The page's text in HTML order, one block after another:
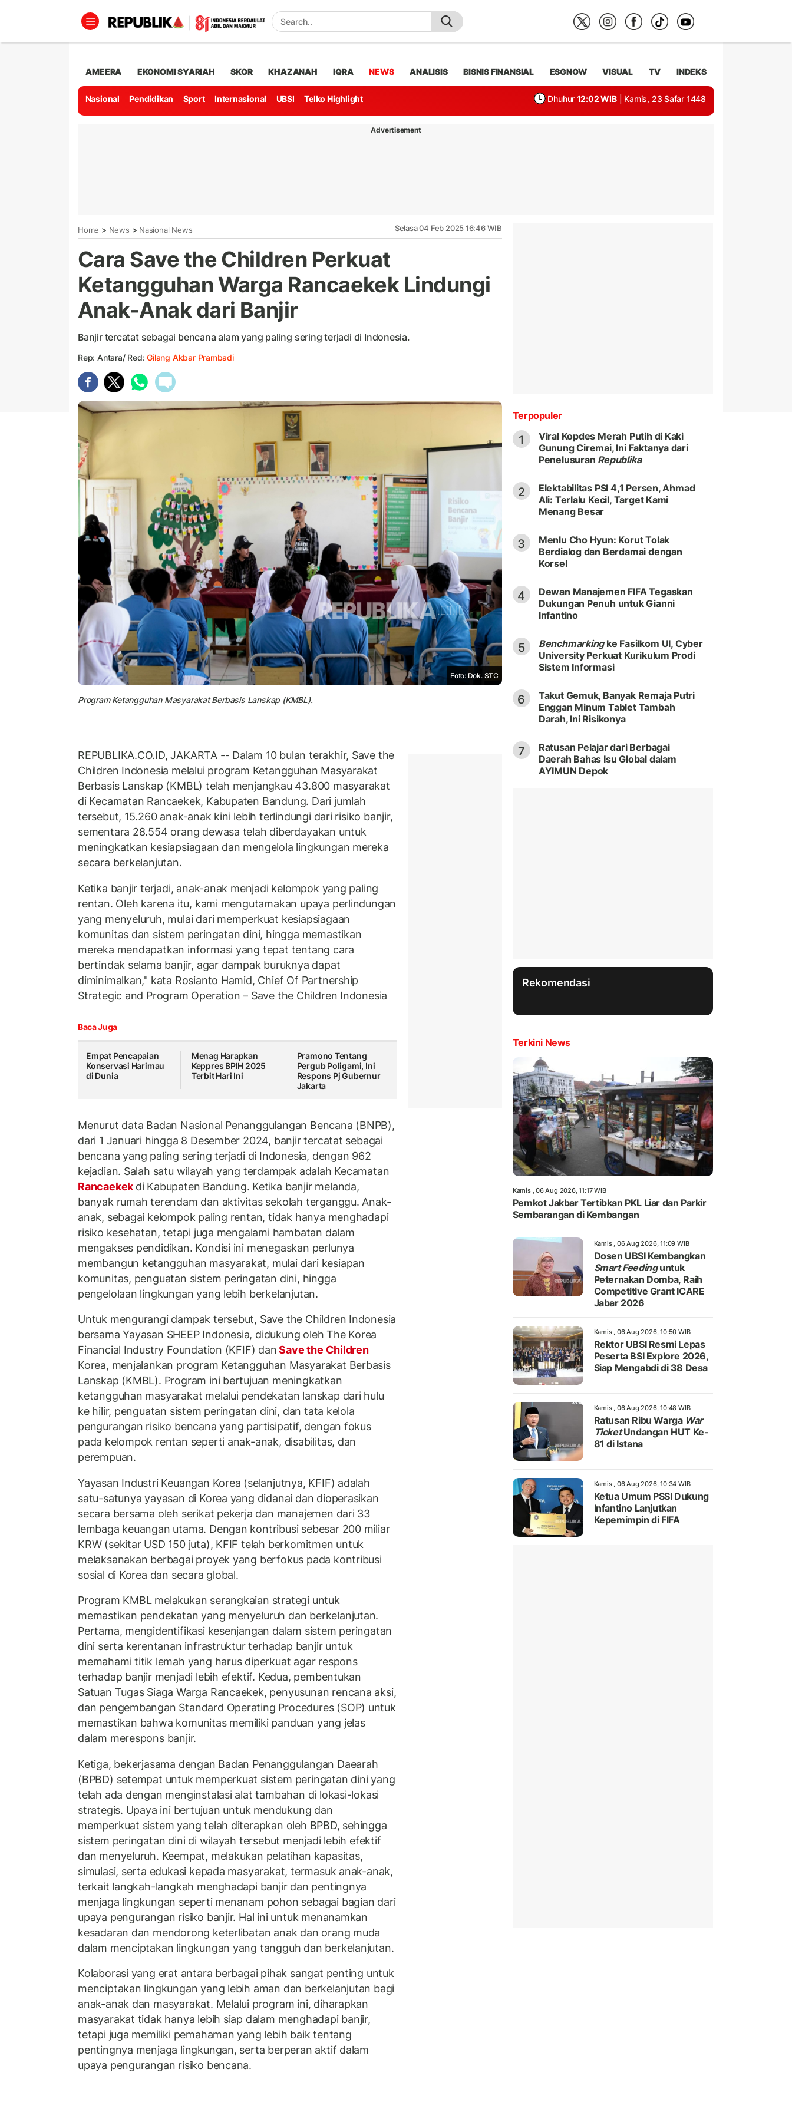
AMEERA EKONOMI SYARIAH SKOR KHAZANAH IQRA NEWS ANALISIS BISNIS FINANSIAL ESGNOW VISUAL TV INDEKS
Nasional Pendidikan Sport Internasional UBSI Telko Highlight Dhuhur 12:02 WIB | Kamis, 23 Safar 1448
Advertisement
Home > News > Nasional News Selasa 04 Feb 2025 16:46 WIB
Cara Save the Children Perkuat
Ketangguhan Warga Rancaekek Lindungi
Anak-Anak dari Banjir
Banjir tercatat sebagai bencana alam yang paling sering terjadi di Indonesia.
Rep: Antara/ Red:Gilang Akbar Prambadi
Foto: Dok. STC
Program Ketangguhan Masyarakat Berbasis Lanskap (KMBL).
REPUBLIKA.CO.ID, JAKARTA -- Dalam 10 bulan terakhir, Save the
Children Indonesia melalui program Ketangguhan Masyarakat
Berbasis Lanskap (KMBL) telah menjangkau 43.800 masyarakat
di Kecamatan Rancaekek, Kabupaten Bandung. Dari jumlah
tersebut, 15.260 anak-anak kini lebih terlindungi dari risiko banjir,
sementara 28.554 orang dewasa telah diberdayakan untuk
meningkatkan kesiapsiagaan dan mengelola lingkungan mereka
secara berkelanjutan.
Ketika banjir terjadi, anak-anak menjadi kelompok yang paling
rentan. Oleh karena itu, kami mengutamakan upaya perlindungan
yang menyeluruh, mulai dari memperkuat kesiapsiagaan
komunitas dan sistem peringatan dini, hingga memastikan
mereka mendapatkan informasi yang tepat tentang cara
bertindak selama banjir, agar dampak buruknya dapat
diminimalkan," kata Rosianto Hamid, Chief Of Partnership
Strategic and Program Operation – Save the Children Indonesia
Baca Juga
Empat Pencapaian
Konservasi Harimau
di Dunia
Menag Harapkan
Keppres BPIH 2025
Terbit Hari Ini
Pramono Tentang
Pergub Poligami, Ini
Respons Pj Gubernur
Jakarta
Menurut data Badan Nasional Penanggulangan Bencana (BNPB),
dari 1 Januari hingga 8 Desember 2024, banjir tercatat sebagai
bencana yang paling sering terjadi di Indonesia, dengan 962
kejadian. Salah satu wilayah yang terdampak adalah Kecamatan
Rancaekek di Kabupaten Bandung. Ketika banjir melanda,
banyak rumah terendam dan aktivitas sekolah terganggu. Anak-
anak, sebagai kelompok paling rentan, tidak hanya menghadapi
risiko kesehatan, tetapi juga mengalami hambatan dalam
mengakses pendidikan. Kondisi ini menegaskan perlunya
membangun ketangguhan masyarakat, mulai dari kesiapan
komunitas, penguatan sistem peringatan dini, hingga
pengelolaan lingkungan yang lebih berkelanjutan.
Untuk mengurangi dampak tersebut, Save the Children Indonesia
bersama Yayasan SHEEP Indonesia, didukung oleh The Korea
Financial Industry Foundation (KFIF) danSave the Children
Korea, menjalankan program Ketangguhan Masyarakat Berbasis
Lanskap (KMBL). Program ini bertujuan meningkatkan
ketangguhan masyarakat melalui pendekatan lanskap dari hulu
ke hilir, penguatan sistem peringatan dini, dan tata kelola
pengurangan risiko bencana yang partisipatif, dengan fokus
pada kelompok rentan seperti anak-anak, disabilitas, dan
perempuan.
Yayasan Industri Keuangan Korea (selanjutnya, KFIF) adalah
satu-satunya yayasan di Korea yang didanai dan dioperasikan
secara bersama oleh serikat pekerja dan manajemen dari 33
lembaga keuangan utama. Dengan kontribusi sebesar 200 miliar
KRW (sekitar USD 150 juta), KFIF telah berkomitmen untuk
melaksanakan berbagai proyek yang berfokus pada kontribusi
sosial di Korea dan secara global.
Program KMBL melakukan serangkaian strategi untuk
memastikan pendekatan yang menyeluruh dan berkelanjutan.
Pertama, mengidentifikasi kesenjangan dalam sistem peringatan
dini serta kerentanan infrastruktur terhadap banjir untuk
memahami titik lemah yang harus diperkuat agar respons
terhadap banjir menjadi lebih efektif. Kedua, pembentukan
Satuan Tugas Siaga Warga Rancaekek, penyusunan rencana aksi,
dan pengembangan Standard Operating Procedures (SOP) untuk
memastikan bahwa komunitas memiliki panduan yang jelas
dalam merespons banjir.
Ketiga, bekerjasama dengan Badan Penanggulangan Daearah
(BPBD) setempat untuk memperkuat sistem peringatan dini yang
telah ada dengan menginstalasi alat tambahan di lokasi-lokasi
strategis. Upaya ini bertujuan untuk mendukung dan
memperkuat sistem yang telah diterapkan oleh BPBD, sehingga
sistem peringatan dini di wilayah tersebut menjadi lebih efektif
dan menyeluruh. Keempat, melakukan pelatihan kapasitas,
simulasi, serta edukasi kepada masyarakat, termasuk anak-anak,
terkait langkah-langkah menghadapi banjir dan pentingnya
menjaga lingkungan seperti menanam pohon sebagai bagian dari
upaya pengurangan risiko banjir. Hal ini untuk menanamkan
kesadaran dan mendorong keterlibatan anak dan orang muda
dalam menciptakan lingkungan yang tangguh dan berkelanjutan.
Kolaborasi yang erat antara berbagai pihak sangat penting untuk
menciptakan lingkungan yang lebih aman dan berkelanjutan bagi
anak-anak dan masyarakat. Melalui program ini, diharapkan
masyarakat tidak hanya lebih siap dalam menghadapi banjir,
tetapi juga memiliki pemahaman yang lebih baik tentang
pentingnya menjaga lingkungan, serta berperan aktif dalam
upaya pengurangan risiko bencana.
Terpopuler
1
Viral Kopdes Merah Putih di Kaki
Gunung Ciremai, Ini Faktanya dari
Penelusuran Republika
2
Elektabilitas PSI 4,1 Persen, Ahmad
Ali: Terlalu Kecil, Target Kami
Menang Besar
3
Menlu Cho Hyun: Korut Tolak
Berdialog dan Berdamai dengan
Korsel
4
Dewan Manajemen FIFA Tegaskan
Dukungan Penuh untuk Gianni
Infantino
5 Benchmarkingke Fasilkom UI, Cyber
University Perkuat Kurikulum Prodi
Sistem Informasi
6
Takut Gemuk, Banyak Remaja Putri
Enggan Minum Tablet Tambah
Darah, Ini Risikonya
7
Ratusan Pelajar dari Berbagai
Daerah Bahas Isu Global dalam
AYIMUN Depok
Rekomendasi
Terkini News
Kamis , 06 Aug 2026, 11:17 WIB
Pemkot Jakbar Tertibkan PKL Liar dan Parkir
Sembarangan di Kembangan
Kamis , 06 Aug 2026, 11:09 WIB
Dosen UBSI Kembangkan
Smart Feedinguntuk
Peternakan Domba, Raih
Competitive Grant ICARE
Jabar 2026
Kamis , 06 Aug 2026, 10:50 WIB
Rektor UBSI Resmi Lepas
Peserta BSI Explore 2026,
Siap Mengabdi di 38 Desa
Kamis , 06 Aug 2026, 10:48 WIB
Ratusan Ribu Warga War
TicketUndangan HUT Ke-
81 di Istana
Kamis , 06 Aug 2026, 10:34 WIB
Ketua Umum PSSI Dukung
Infantino Lanjutkan
Kepemimpin di FIFA